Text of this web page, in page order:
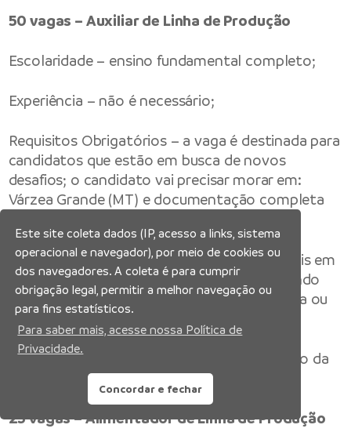
50 vagas – Auxiliar de Linha de Produção
Escolaridade – ensino fundamental completo;
Experiência – não é necessário;
Requisitos Obrigatórios – a vaga é destinada para
candidatos que estão em busca de novos
desafios; o candidato vai precisar morar em:
Várzea Grande (MT) e documentação completa
Atividades – executar atividades operacionais em
setores de apoio ou produção de frios, visando
garantir a manutenção, organização, limpeza ou
operação de atividades na unidade.
Disponível até 23/06/2025 ou encerramento da
25 vagas – Alimentador de Linha de Produção
Este site coleta dados (IP, acesso a links, sistema
operacional e navegador), por meio de cookies ou
dos navegadores. A coleta é para cumprir
obrigação legal, permitir a melhor navegação ou
para fins estatísticos.
Para saber mais, acesse nossa Política de
Privacidade.
Concordar e fechar